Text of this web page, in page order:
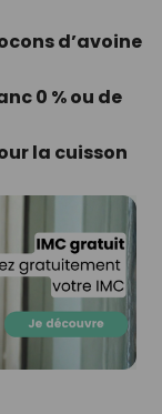
d’avoine
0 % ou de
la cuisson